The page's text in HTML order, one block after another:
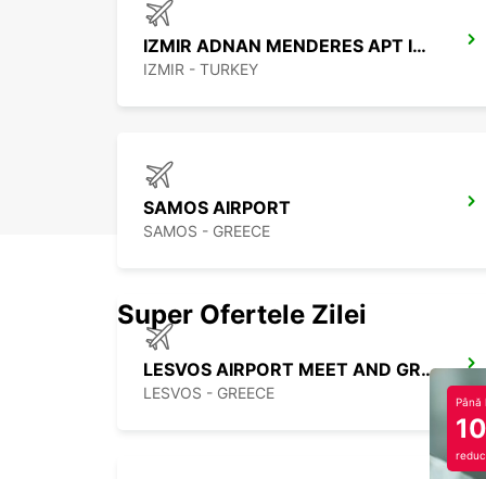
IZMIR ADNAN MENDERES APT INTER
IZMIR - TURKEY
SAMOS AIRPORT
SAMOS - GREECE
LESVOS AIRPORT MEET AND GREET
LESVOS - GREECE
Super Ofertele Zilei
Până